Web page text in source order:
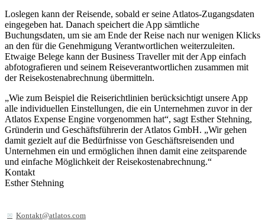
Loslegen kann der Reisende, sobald er seine Atlatos-Zugangsdaten
eingegeben hat. Danach speichert die App sämtliche
Buchungsdaten, um sie am Ende der Reise nach nur wenigen Klicks
an den für die Genehmigung Verantwortlichen weiterzuleiten.
Etwaige Belege kann der Business Traveller mit der App einfach
abfotografieren und seinem Reiseverantwortlichen zusammen mit
der Reisekostenabrechnung übermitteln.
„Wie zum Beispiel die Reiserichtlinien berücksichtigt unsere App
alle individuellen Einstellungen, die ein Unternehmen zuvor in der
Atlatos Expense Engine vorgenommen hat“, sagt Esther Stehning,
Gründerin und Geschäftsführerin der Atlatos GmbH. „Wir gehen
damit gezielt auf die Bedürfnisse von Geschäftsreisenden und
Unternehmen ein und ermöglichen ihnen damit eine zeitsparende
und einfache Möglichkeit der Reisekostenabrechnung.“
Kontakt
Esther Stehning
Kontakt@atlatos.com